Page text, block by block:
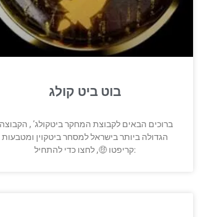
בוט ביט קולג
הגדולה ביותר בישראל למסחר ביטקוין ומטבעות
קריפטו 🤑, לחצו כדי להתחיל: